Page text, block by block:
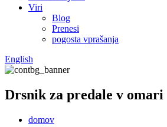
Viri
Blog
Prenesi
pogosta vprašanja
English
Drsnik za predale v omari
domov